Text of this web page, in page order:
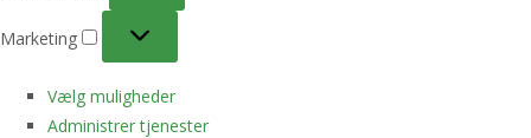
Marketing
Vælg muligheder
Administrer tjenester